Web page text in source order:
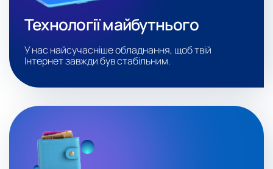
Технології майбутнього
У нас найсучасніше обладнання, щоб твій
Інтернет завжди був стабільним.